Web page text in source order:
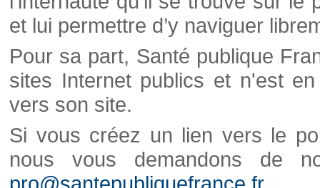
et lui permettre d’y naviguer
Pour sa part, Santé publique
sites Internet publics et n'est
vers son site.
Si vous créez un lien vers le
nous vous demandons de